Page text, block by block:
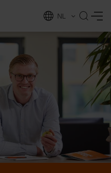
NL
EN